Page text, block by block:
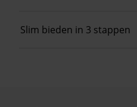
Slim bieden in 3 stappen